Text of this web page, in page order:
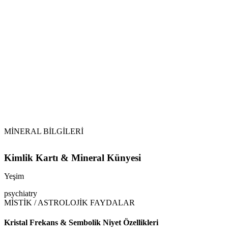
MİNERAL BİLGİLERİ
Kimlik Kartı & Mineral Künyesi
Yeşim
psychiatry
MİSTİK / ASTROLOJİK FAYDALAR
Kristal Frekans & Sembolik Niyet Özellikleri